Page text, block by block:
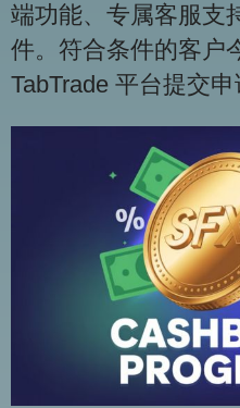
端功能、专属客服支
件。符合条件的客户
TabTrade 平台提交申